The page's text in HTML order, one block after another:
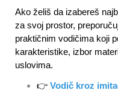
Ako želiš da izabereš
za svoj prostor,
praktičnim vodičima koji
karakteristike, izbor
uslovima.
👉 Vodič kroz